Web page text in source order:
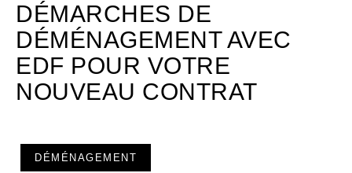
DÉMARCHES DE
DÉMÉNAGEMENT AVEC
EDF POUR VOTRE
NOUVEAU CONTRAT
DÉMÉNAGEMENT